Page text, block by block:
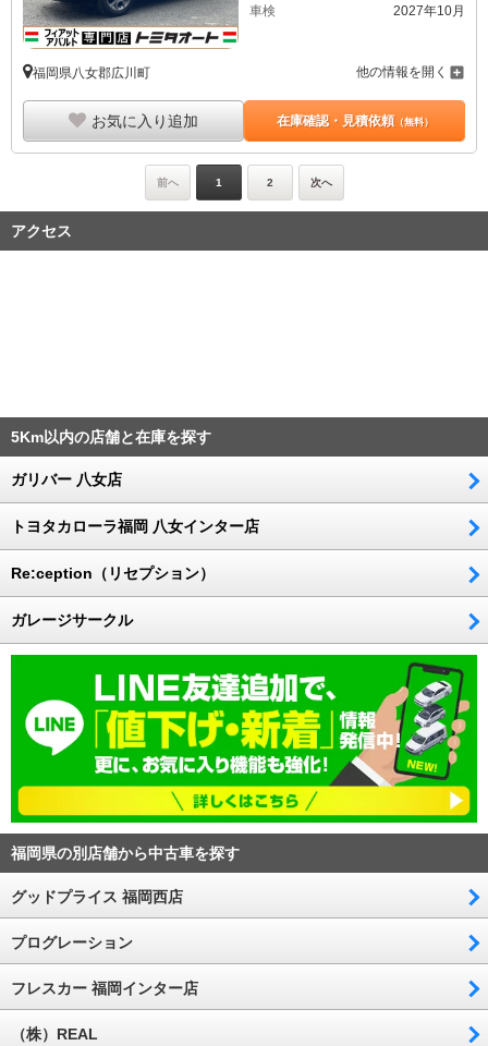
車検
2027年10月
福岡県八女郡広川町 他の情報を開く
お気に入り追加 在庫確認・見積依頼（無料）
前へ 1 2 次へ
アクセス
5Km以内の店舗と在庫を探す
ガリバー 八女店
トヨタカローラ福岡 八女インター店
Re:ception（リセプション）
ガレージサークル
福岡県の別店舗から中古車を探す
グッドプライス 福岡西店
プログレーション
フレスカー 福岡インター店
（株）REAL